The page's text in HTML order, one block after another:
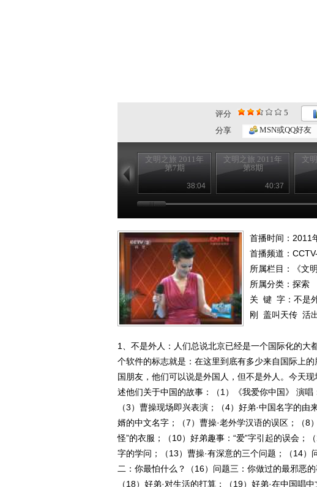
评分 5
分享
MSN或QQ好友
文明之旅 2011年
第7期
38:04
文明之旅 2011年
第8期
40:37
文
首播时间：2011
首播频道：
所属栏目：
《文
所属分类：探索
关 键 字： 不是
刚
盖叫天传 活
1、不是外人：人们总说北京已经是一个国际化的
个软件的标志就是：在这里到底有多少来自国际上
国朋友，他们可以说是外国人，但不是外人。今天
述他们关于中国的故事：（1）《我爱你中国》 演
（3）曹操现场即兴表演；（4）好弟·中国名字的
婿的中文名字；（7）曹操·老外学汉语的误区；（8
怪”的衣服；（10）好弟趣事：“爱”字引起的误会；
字的学问；（13）曹操·有深意的三个问题；（14
二：你最怕什么？（16）问题三：你做过的最邪恶
（18）好弟·对生活的打算；（19）好弟·在中国唱